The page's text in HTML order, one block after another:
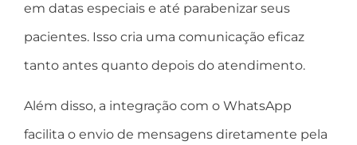
em datas especiais e até parabenizar seus
pacientes. Isso cria uma comunicação eficaz
tanto antes quanto depois do atendimento.
Além disso, a integração com o WhatsApp
facilita o envio de mensagens diretamente pela